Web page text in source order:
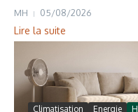
MH 05/08/2026
Lire la suite
Climatisation Energie